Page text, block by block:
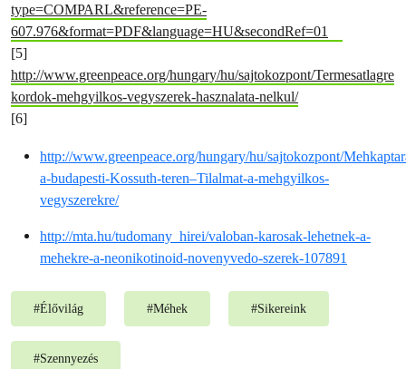
type=COMPARL&reference=PE-
607.976&format=PDF&language=HU&secondRef=01
[5]
http://www.greenpeace.org/hungary/hu/sajtokozpont/Termesatlagre
kordok-mehgyilkos-vegyszerek-hasznalata-nelkul/
[6]
http://www.greenpeace.org/hungary/hu/sajtokozpont/
a-budapesti-Kossuth-teren–Tilalmat-a-mehgyilkos-
vegyszerekre/
http://mta.hu/tudomany_hirei/valoban-karosak-lehetnek-a-
mehekre-a-neonikotinoid-novenyvedo-szerek-107891
#Élővilág #Méhek #Sikereink
#Szennyezés